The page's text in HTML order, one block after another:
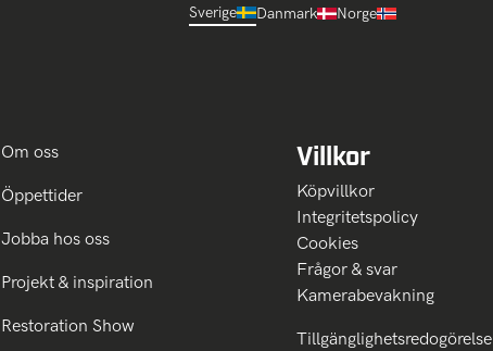
Sverige Danmark Norge
Om oss
Öppettider
Jobba hos oss
Projekt & inspiration
Restoration Show
Villkor
Köpvillkor
Integritetspolicy
Cookies
Frågor & svar
Kamerabevakning
Tillgänglighetsredogörelse